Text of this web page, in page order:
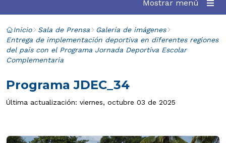
Mostrar menú
Inicio Sala de Prensa
Galería de imágenes
Entrega de implementación deportiva en diferentes regiones
del país con el Programa Jornada Deportiva Escolar
Complementaria
Programa JDEC_34
Última actualización: viernes, octubre 03 de 2025